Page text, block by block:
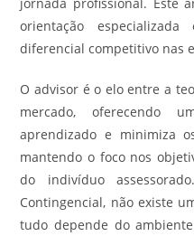
jornada profissional. Este
orientação
diferencial competitivo nas
O advisor é o elo entre a
mercado, oferecendo
aprendizado e minimiza
mantendo o foco nos
do indivíduo
Contingencial, não existe
tudo depende do